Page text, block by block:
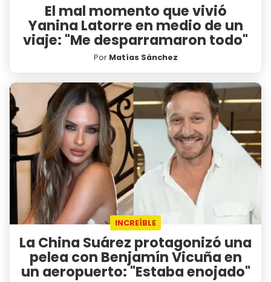
El mal momento que vivió
Yanina Latorre en medio de un
viaje: "Me desparramaron todo"
Por Matías Sánchez
INCREÍBLE
La China Suárez protagonizó una
pelea con Benjamín Vicuña en
un aeropuerto: "Estaba enojado"